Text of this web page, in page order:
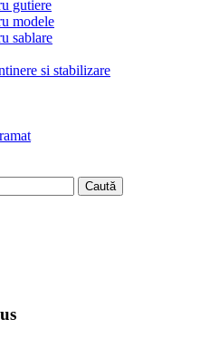
gutiere
modele
sablare
si stabilizare
available use up and down arrows